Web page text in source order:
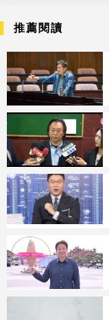
推薦閱讀